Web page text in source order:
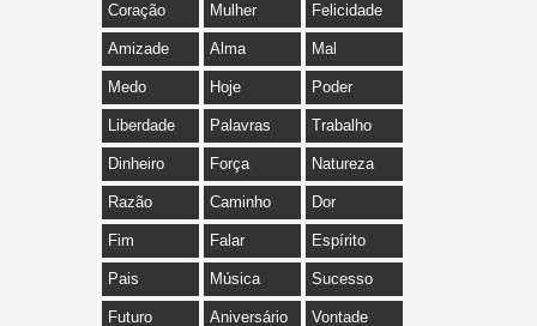
Coração Mulher Felicidade
Amizade Alma Mal
Medo Hoje Poder
Liberdade Palavras Trabalho
Dinheiro Força Natureza
Razão Caminho Dor
Fim Falar Espírito
Pais Música Sucesso
Futuro Aniversário Vontade